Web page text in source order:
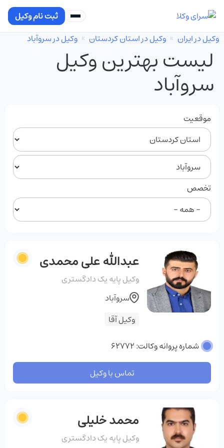
ثبت نام وکیل
وکیل در ایران
وکیل در استان کردستان وکیل در سروآباد
لیست بهترین وکیل
سروآباد
موقعیت
تخصص
عبدالله علی محمدی
وکیل پایه یک دادگستری
وکیل آقا
سروآباد
شماره پروانه وکالت: 62772
تماس با وکیل
محمد خلیلی
وکیل پایه یک دادگستری